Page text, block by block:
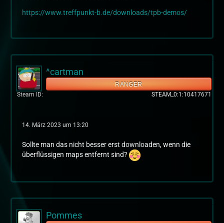
https://www.treffpunkt-b.de/downloads/tpb-demos/
^cartman
RANGER
Steam ID
STEAM_0:1:10417671
14. März 2023 um 13:20
Sollte man das nicht besser erst downloaden, wenn die
überflüssigen maps entfernt sind?
Pommes